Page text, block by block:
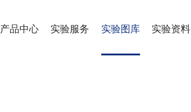
产品中心 实验服务 实验图库 实验资料